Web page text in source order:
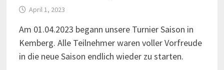
April 1, 2023
Am 01.04.2023 begann unsere Turnier Saison in
Kemberg. Alle Teilnehmer waren voller Vorfreude
in die neue Saison endlich wieder zu starten.